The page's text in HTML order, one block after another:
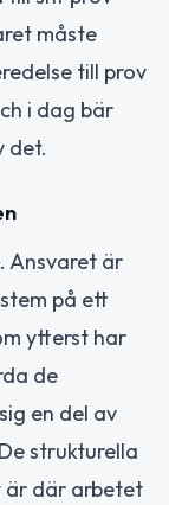
måste
till prov
i dag bär
det.
Ansvaret är
på ett
ytterst har
de
en del av
strukturella
är där arbetet